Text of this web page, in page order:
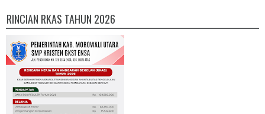
RINCIAN RKAS TAHUN 2026